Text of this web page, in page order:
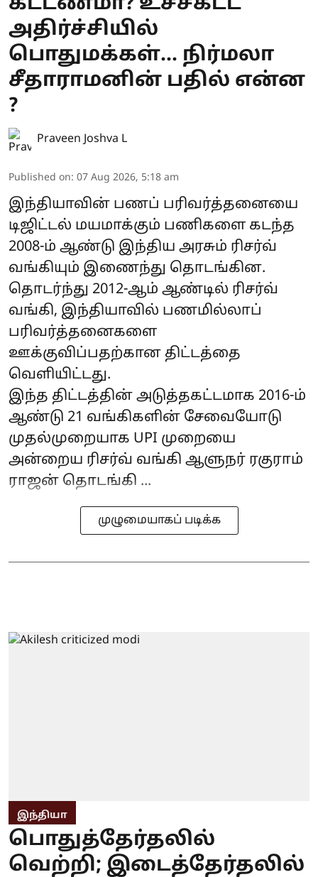
அதிர்ச்சியில்
பொதுமக்கள்... நிர்மலா
சீதாராமனின் பதில் என்ன
?
Praveen Joshva L
Published on: 07 Aug 2026, 5:18 am
இந்தியாவின் பணப் பரிவர்த்தனையை
டிஜிட்டல் மயமாக்கும் பணிகளை கடந்த
2008-ம் ஆண்டு இந்திய அரசும் ரிசர்வ்
வங்கியும் இணைந்து தொடங்கின.
தொடர்ந்து 2012-ஆம் ஆண்டில் ரிசர்வ்
வங்கி, இந்தியாவில் பணமில்லாப்
பரிவர்த்தனைகளை
ஊக்குவிப்பதற்கான திட்டத்தை
வெளியிட்டது.
இந்த திட்டத்தின் அடுத்தகட்டமாக 2016-ம்
ஆண்டு 21 வங்கிகளின் சேவையோடு
முதல்முறையாக UPI முறையை
அன்றைய ரிசர்வ் வங்கி ஆளுநர் ரகுராம்
ராஜன் தொடங்கி ...
முழுமையாகப் படிக்க
இந்தியா
பொதுத்தேர்தலில்
வெற்றி; இடைத்தேர்தலில்